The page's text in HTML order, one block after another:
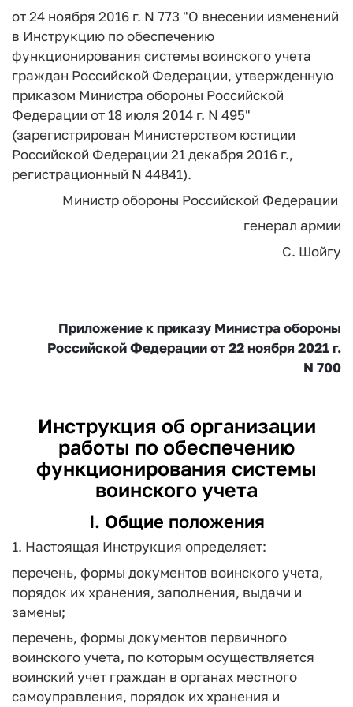
от 24 ноября 2016 г. N 773 "О внесении изменений
в Инструкцию по обеспечению
функционирования системы воинского учета
граждан Российской Федерации, утвержденную
приказом Министра обороны Российской
Федерации от 18 июля 2014 г. N 495"
(зарегистрирован Министерством юстиции
Российской Федерации 21 декабря 2016 г.,
регистрационный N 44841).
Министр обороны Российской Федерации
генерал армии
С. Шойгу
Приложениек приказу Министра обороны
Российской Федерацииот 22 ноября 2021 г.
N 700
Инструкция об организации
работы по обеспечению
функционирования системы
воинского учета
I. Общие положения
1. Настоящая Инструкция определяет:
перечень, формы документов воинского учета,
порядок их хранения, заполнения, выдачи и
замены;
перечень, формы документов первичного
воинского учета, по которым осуществляется
воинский учет граждан в органах местного
самоуправления, порядок их хранения и